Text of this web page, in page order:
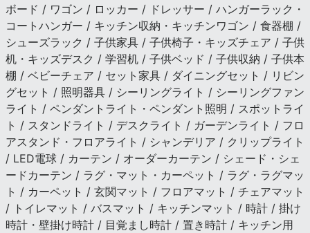
ボード / ワゴン / ロッカー / ドレッサー / ハンガーラック・
コートハンガー / キッチン収納・キッチンワゴン / 食器棚 /
シューズラック / 子供家具 / 子供椅子・キッズチェア / 子供
机・キッズデスク / 学習机 / 子供ベッド / 子供収納 / 子供本
棚 / ベビーチェア / セット家具 / ダイニングセット / リビン
グセット / 照明器具 / シーリングライト / シーリングファン
ライト / ペンダントライト・ペンダント照明 / スポットライ
ト / スタンドライト / デスクライト / ガーデンライト / フロ
アスタンド・フロアライト / シャンデリア / クリップライト
/ LED電球 / カーテン / オーダーカーテン / シェード・シェ
ードカーテン / ラグ・マット・カーペット / ラグ・ラグマッ
ト / カーペット / 玄関マット / フロアマット / チェアマット
/ トイレマット / バスマット / キッチンマット / 時計 / 掛け
時計・壁掛け時計 / 目覚まし時計 / 置き時計 / キッチン用